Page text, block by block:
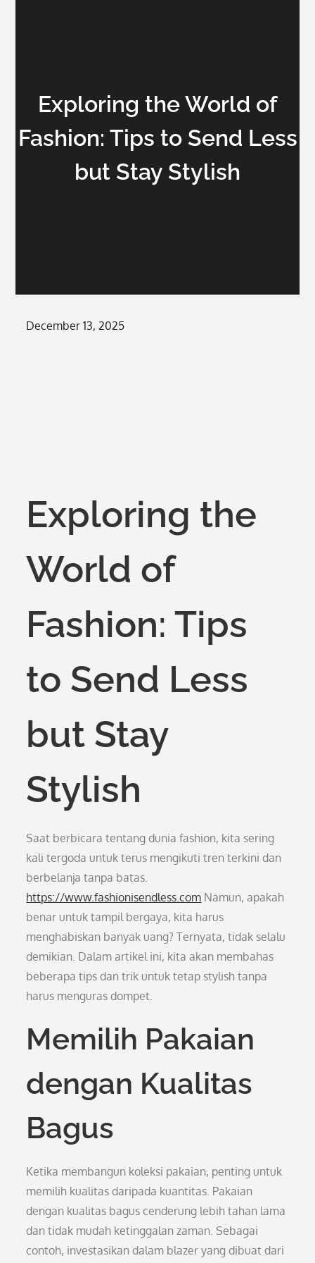
Exploring the World of
Fashion: Tips to Send Less
but Stay Stylish
Posted
December 13, 2025
Exploring the
World of
Fashion: Tips
to Send Less
but Stay
Stylish
Saat berbicara tentang dunia fashion, kita sering
kali tergoda untuk terus mengikuti tren terkini dan
berbelanja tanpa batas.
https://www.fashionisendless.com Namun, apakah
benar untuk tampil bergaya, kita harus
menghabiskan banyak uang? Ternyata, tidak selalu
demikian. Dalam artikel ini, kita akan membahas
beberapa tips dan trik untuk tetap stylish tanpa
harus menguras dompet.
Memilih Pakaian
dengan Kualitas
Bagus
Ketika membangun koleksi pakaian, penting untuk
memilih kualitas daripada kuantitas. Pakaian
dengan kualitas bagus cenderung lebih tahan lama
dan tidak mudah ketinggalan zaman. Sebagai
contoh, investasikan dalam blazer yang dibuat dari